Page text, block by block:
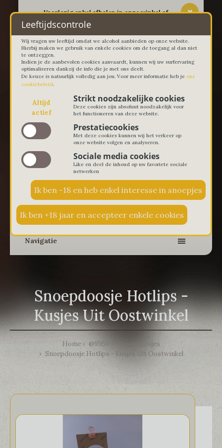
-- Voorlopig enkel afhalen in onze winkel of
thuislevering in Lievegem vanaf 100 euro --
0 € 0,00
Navigatie
Snoepdoosje Hotlips -
Kusjes Uit Oostwinkel
Home @9950
Snoepdoosjes
Snoepdoosje Hotlips - Kusjes Uit Oostwinkel
Leeftijdscontrole
Wij vragen uw leeftijd omdat we alcohol aanbieden op onze website.
Hierbij maken we gebruik van enkele cookies om de toegang al dan niet
te ontzeggen.
Indien je de aanbevolen cookies aanvaardt, kunnen wij uw surfervaring
optimaliseren dankzij de info die je met ons deelt.
De keuze is natuurlijk volledig aan jou. Voor meer informatie heb je ons
cookiebeleid.
Altijd
actief
Strikt noodzakelijke cookies
Deze cookies zijn absoluut noodzakelijk voor
het functioneren van deze website.
Prestatiecookies
Met deze cookies kunnen wij het verkeer op
onze website volgen en analyseren.
Sociale media cookies
Like en deel de inhoud op uw favoriete sociale
netwerken